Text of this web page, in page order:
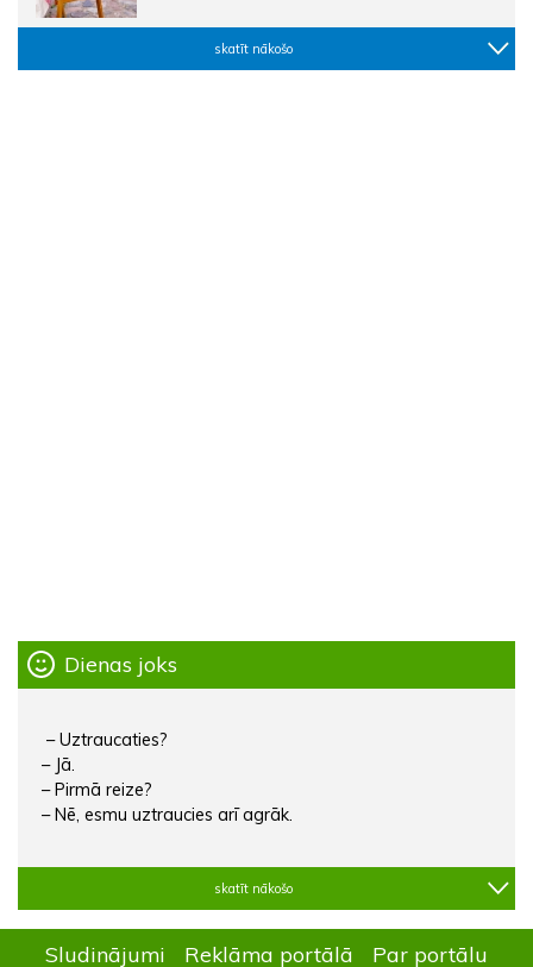
skatīt nākošo
Dienas joks
– Uztraucaties?
– Jā.
– Pirmā reize?
– Nē, esmu uztraucies arī agrāk.
skatīt nākošo
Sludinājumi Reklāma portālā Par portālu